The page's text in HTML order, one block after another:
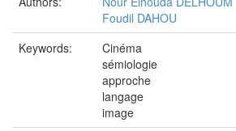
Foudil DAHOU
Keywords:
Cinéma
sémiologie
approche
langage
image